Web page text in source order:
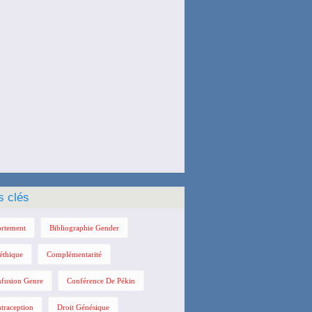
clés
Bibliographie Gender
Complémentarité
Genre Conférence De Pékin
Droit Génésique